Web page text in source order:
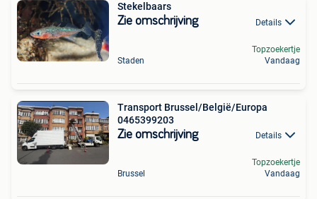
Stekelbaars
Zie omschrijving Details
Staden
Topzoekertje
Vandaag
Transport Brussel/België/Europa
0465399203
Zie omschrijving Details
Brussel
Topzoekertje
Vandaag